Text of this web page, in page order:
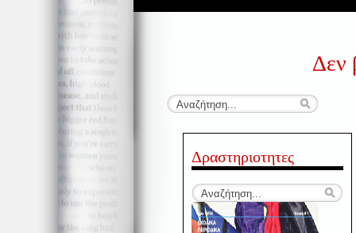
Δεν
Δραστηριοτητες